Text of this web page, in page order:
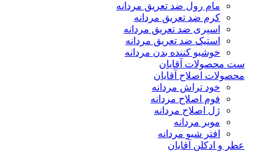
مام رول ضد تعریق مردانه
کرم ضد تعریق مردانه
اسپری ضد تعریق مردانه
استیک ضد تعریق مردانه
خوشبو کننده بدن مردانه
ست محصولات آقایان
محصولات اصلاح آقایان
خود تراش مردانه
فوم اصلاح مردانه
ژل اصلاح مردانه
موبر مردانه
افتر شیو مردانه
عطر و ادکلن آقایان